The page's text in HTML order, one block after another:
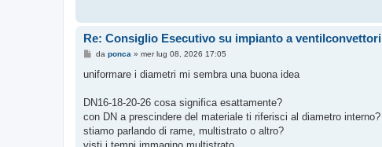
Re: Consiglio Esecutivo su impianto a ventilconvettori
M
s
g
i
o
da ponca » mer lug 08, 2026 17:05
uniformare i diametri mi sembra una buona idea
DN16-18-20-26 cosa significa esattamente?
con DN a prescindere del materiale ti riferisci al diametro interno?
stiamo parlando di rame, multistrato o altro?